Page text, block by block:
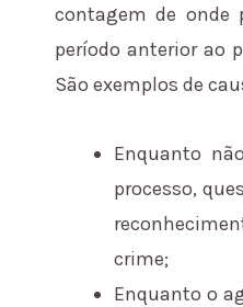
contagem de onde
período anterior ao
São exemplos de
Enquanto
processo,
crime;
Enquanto o